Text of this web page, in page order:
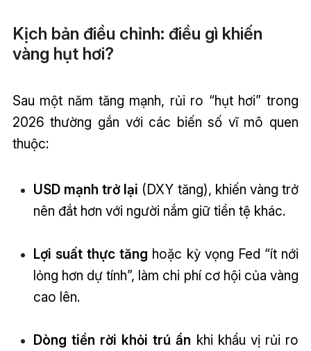
Kịch bản điều chỉnh: điều gì khiến
vàng hụt hơi?
Sau một năm tăng mạnh, rủi ro “hụt hơi” trong
2026 thường gắn với các biến số vĩ mô quen
thuộc:
USD mạnh trở lại (DXY tăng), khiến vàng trở
nên đắt hơn với người nắm giữ tiền tệ khác.
Lợi suất thực tăng hoặc kỳ vọng Fed “ít nới
lỏng hơn dự tính”, làm chi phí cơ hội của vàng
cao lên.
Dòng tiền rời khỏi trú ẩn khi khẩu vị rủi ro